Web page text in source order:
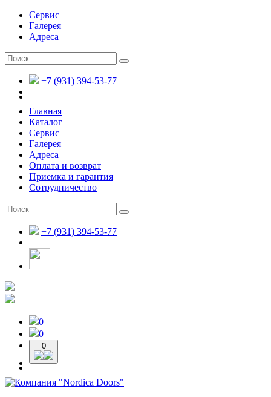
Сервис
Галерея
Адреса
+7 (931) 394-53-77
Главная
Каталог
Сервис
Галерея
Адреса
Оплата и возврат
Приемка и гарантия
Сотрудничество
+7 (931) 394-53-77
0
0
0